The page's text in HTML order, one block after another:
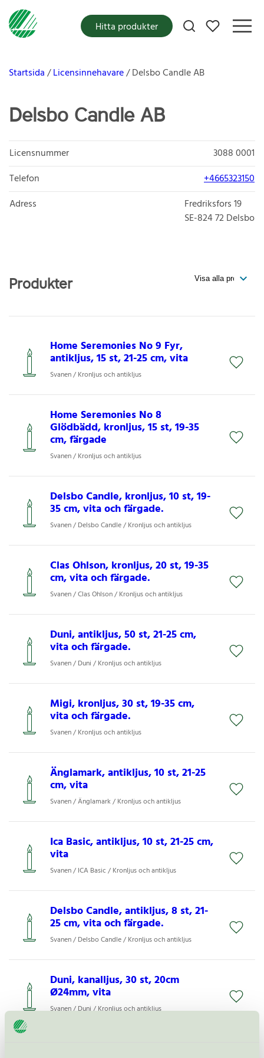
Mina favoriter
Hitta produkter
Startsida Licensinnehavare Delsbo Candle AB
Delsbo Candle AB
Licensnummer
3088 0001
Telefon
+4665323150
Adress
Fredriksfors 19
SE-824 72Delsbo
Produkter
Home Seremonies No 9 Fyr,
antikljus, 15 st, 21-25 cm, vita
Svanen / Kronljus och antikljus
Home Seremonies No 8
Glödbädd, kronljus, 15 st, 19-35
cm, färgade
Svanen / Kronljus och antikljus
Delsbo Candle, kronljus, 10 st, 19-
35 cm, vita och färgade.
Svanen / Delsbo Candle / Kronljus och antikljus
Clas Ohlson, kronljus, 20 st, 19-35
cm, vita och färgade.
Svanen / Clas Ohlson / Kronljus och antikljus
Duni, antikljus, 50 st, 21-25 cm,
vita och färgade.
Svanen / Duni / Kronljus och antikljus
Migi, kronljus, 30 st, 19-35 cm,
vita och färgade.
Svanen / Kronljus och antikljus
Änglamark, antikljus, 10 st, 21-25
cm, vita
Svanen / Änglamark / Kronljus och antikljus
Ica Basic, antikljus, 10 st, 21-25 cm,
vita
Svanen / ICA Basic / Kronljus och antikljus
Delsbo Candle, antikljus, 8 st, 21-
25 cm, vita och färgade.
Svanen / Delsbo Candle / Kronljus och antikljus
Duni, kanalljus, 30 st, 20cm
Ø24mm, vita
Svanen / Duni / Kronljus och antikljus